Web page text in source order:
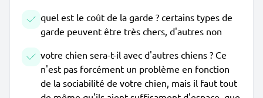
quel est le coût de la garde ? certains types de
garde peuvent être très chers, d'autres non
votre chien sera-t-il avec d'autres chiens ? Ce
n'est pas forcément un problème en fonction
de la sociabilité de votre chien, mais il faut tout